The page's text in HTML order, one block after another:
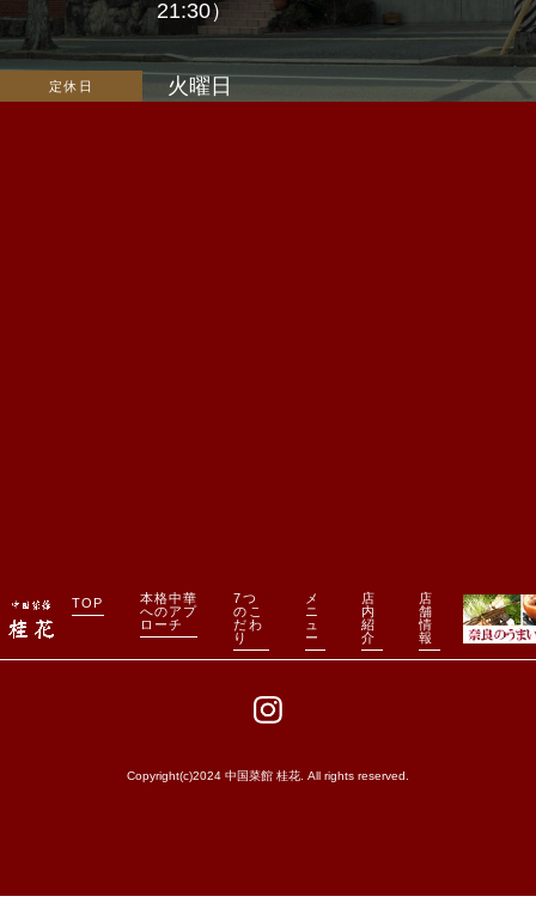
21:30）
定休日 火曜日
TOP
本格中華
へのアプ
ローチ
7つ
のこ
だわ
り
メ
ニ
ュ
ー
店
内
紹
介
店
舗
情
報
Copyright(c)2024 中国菜館 桂花. All rights reserved.